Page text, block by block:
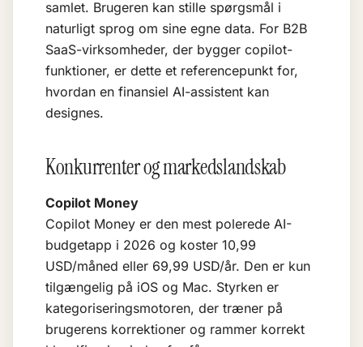
samlet. Brugeren kan stille spørgsmål i
naturligt sprog om sine egne data. For B2B
SaaS-virksomheder, der bygger copilot-
funktioner, er dette et referencepunkt for,
hvordan en finansiel AI-assistent kan
designes.
Konkurrenter og markedslandskab
Copilot Money
Copilot Money er den mest polerede AI-
budgetapp i 2026 og koster 10,99
USD/måned eller 69,99 USD/år. Den er kun
tilgængelig på iOS og Mac. Styrken er
kategoriseringsmotoren, der træner på
brugerens korrektioner og rammer korrekt